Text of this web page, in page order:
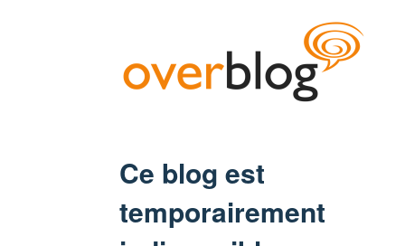
Ce blog est
temporairement